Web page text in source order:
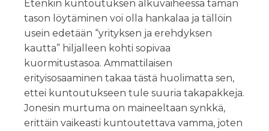
Etenkin kuntoutuksen alkuvaiheessa tämän
tason löytäminen voi olla hankalaa ja tällöin
usein edetään “yrityksen ja erehdyksen
kautta” hiljalleen kohti sopivaa
kuormitustasoa. Ammattilaisen
erityisosaaminen takaa tästä huolimatta sen,
ettei kuntoutukseen tule suuria takapakkeja.
Jonesin murtuma on maineeltaan synkkä,
erittäin vaikeasti kuntoutettava vamma, joten